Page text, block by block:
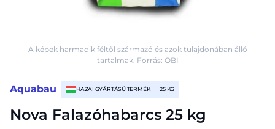
Aquabau HAZAI GYÁRTÁSÚ TERMÉK 25 KG
Nova Falazóhabarcs 25 kg
A képek harmadik féltől származó és azok tulajdonában álló
tartalmak. Forrás: OBI